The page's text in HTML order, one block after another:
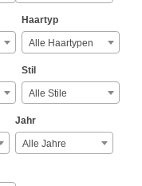
Haartyp
Alle Haartypen
Stil
Alle Stile
Jahr
Alle Jahre